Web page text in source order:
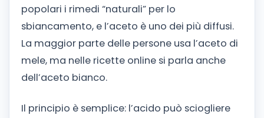
popolari i rimedi “naturali” per lo
sbiancamento, e l’aceto è uno dei più diffusi.
La maggior parte delle persone usa l’aceto di
mele, ma nelle ricette online si parla anche
dell’aceto bianco.
Il principio è semplice: l’acido può sciogliere